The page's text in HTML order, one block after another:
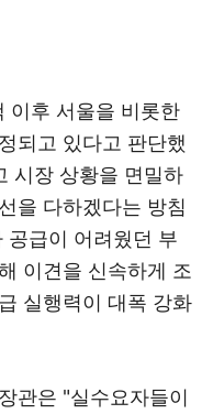
이후 서울을 비롯한
되고 있다고 판단했
시장 상황을 면밀하
을 다하겠다는 방침
공급이 어려웠던 부
이견을 신속하게 조
실행력이 대폭 강화
관은 "실수요자들이